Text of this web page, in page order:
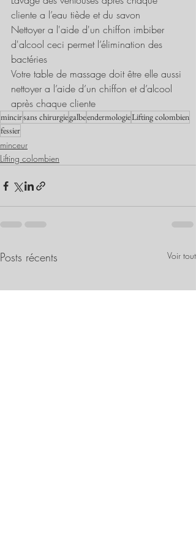
cliente a l’eau tiède et du savon
Nettoyer a l'aide d'un chiffon imbiber
d'alcool ceci permet l’élimination des
bactéries
Votre table de massage doit être elle aussi
nettoyer a l’aide d’un chiffon et d’alcool
après chaque cliente
mincirsans chirurgiegalbeendermologieLifting colombien
fessier
minceur
Lifting colombien
Posts récents Voir tout